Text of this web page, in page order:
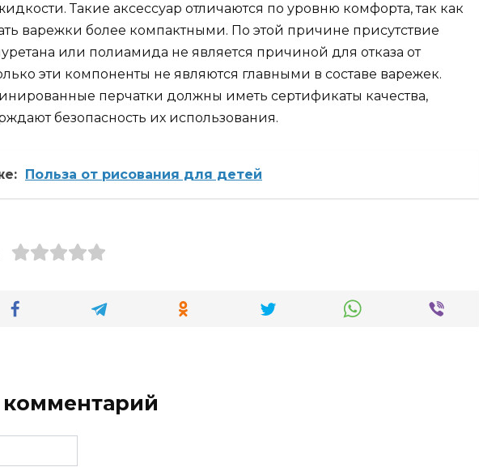
Такие аксессуар отличаются по уровню комфорта, так как
варежки более компактными. По этой причине присутствие
или полиамида не является причиной для отказа от
эти компоненты не являются главными в составе варежек.
перчатки должны иметь сертификаты качества,
безопасность их использования.
Польза от рисования для детей